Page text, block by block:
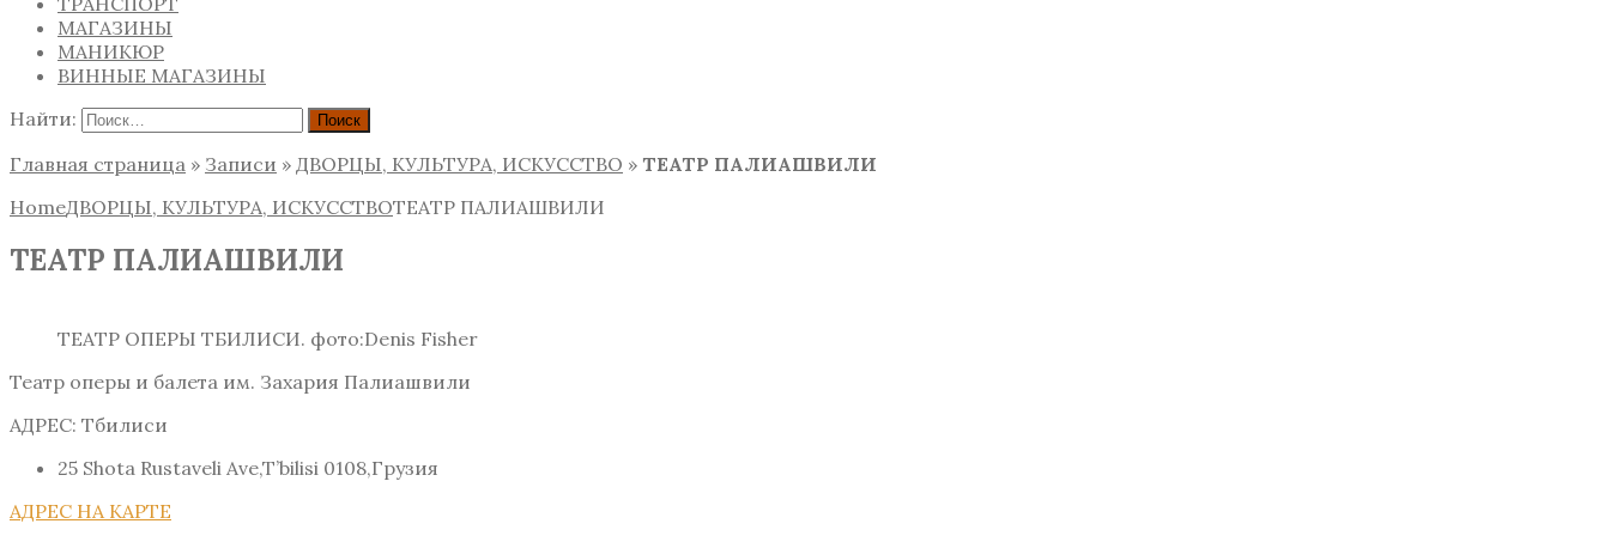
МАГАЗИНЫ
МАНИКЮР
ВИННЫЕ МАГАЗИНЫ
Найти:
Главная страница » Записи » ДВОРЦЫ, КУЛЬТУРА, ИСКУССТВО » ТЕАТР ПАЛИАШВИЛИ
HomeДВОРЦЫ, КУЛЬТУРА, ИСКУССТВОТЕАТР ПАЛИАШВИЛИ
ТЕАТР ПАЛИАШВИЛИ
ТЕАТР ОПЕРЫ ТБИЛИСИ. фото:Denis Fisher
Театр оперы и балета им. Захария Палиашвили
АДРЕС: Тбилиси
25 Shota Rustaveli Ave,T’bilisi 0108,Грузия
АДРЕС НА КАРТЕ